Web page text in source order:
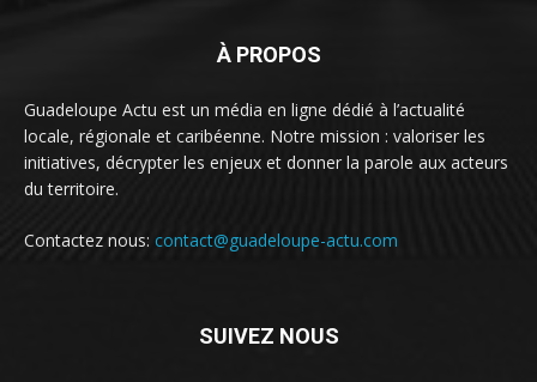
À PROPOS
Guadeloupe Actu est un média en ligne dédié à l’actualité
locale, régionale et caribéenne. Notre mission : valoriser les
initiatives, décrypter les enjeux et donner la parole aux acteurs
du territoire.
Contactez nous: contact@guadeloupe-actu.com
SUIVEZ NOUS